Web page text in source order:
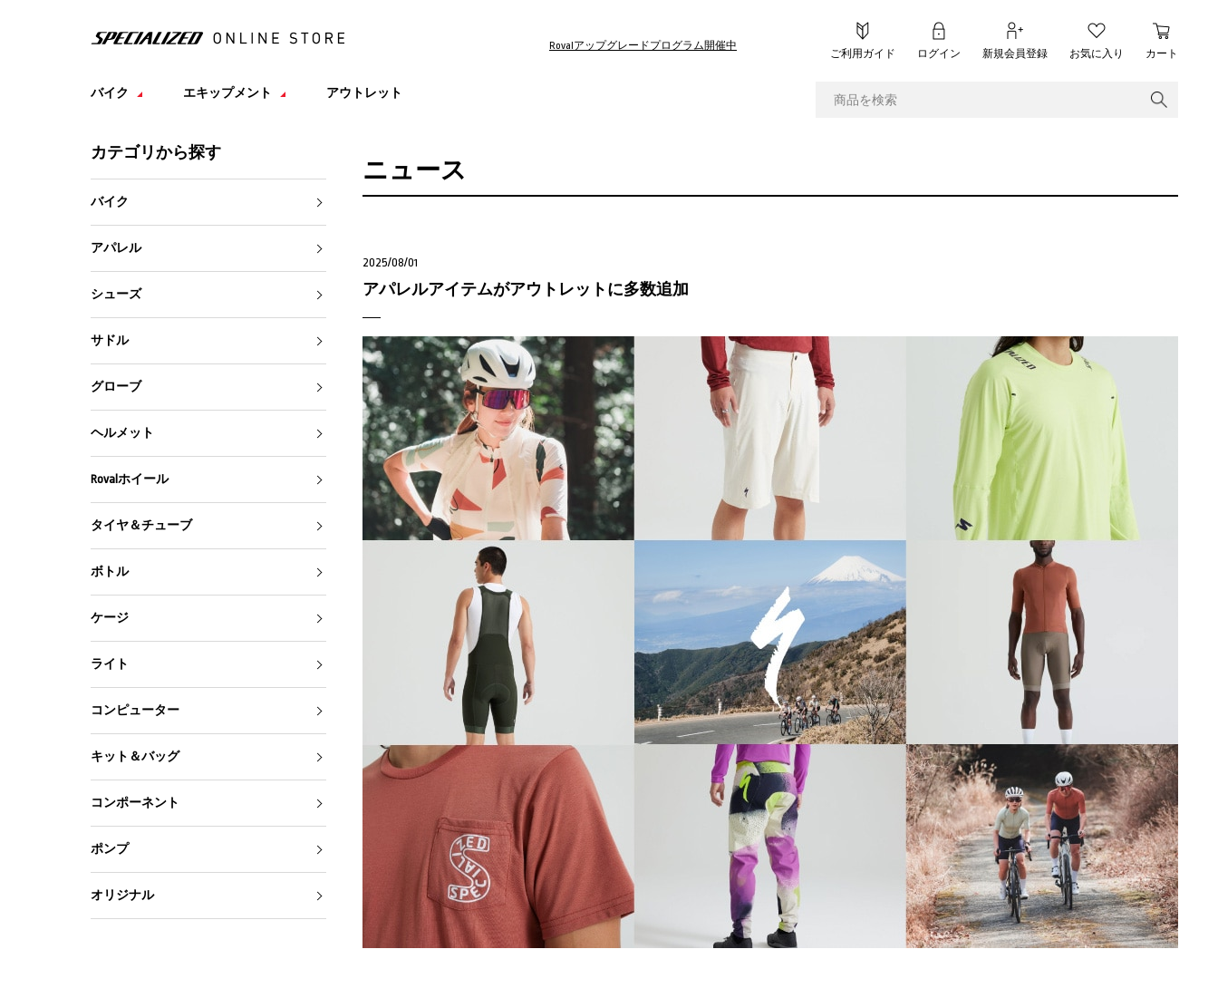
Rovalアップグレードプログラム開催中
ご利用ガイド ログイン 新規会員登録 お気に入り カート
バイク エキップメント アウトレット
カテゴリから探す
バイク
アパレル
シューズ
サドル
グローブ
ヘルメット
Rovalホイール
タイヤ＆チューブ
ボトル
ケージ
ライト
コンピューター
キット＆バッグ
コンポーネント
ポンプ
オリジナル
ニュース
2025/08/01
アパレルアイテムがアウトレットに多数追加